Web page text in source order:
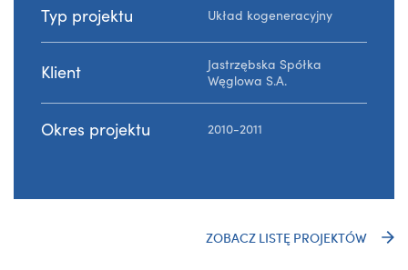
Typ projektu Układ kogeneracyjny
Klient
Jastrzębska Spółka
Węglowa S.A.
Okres projektu 2010-2011
ZOBACZ LISTĘ PROJEKTÓW